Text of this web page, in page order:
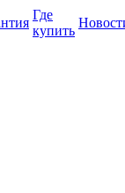
Где
купить